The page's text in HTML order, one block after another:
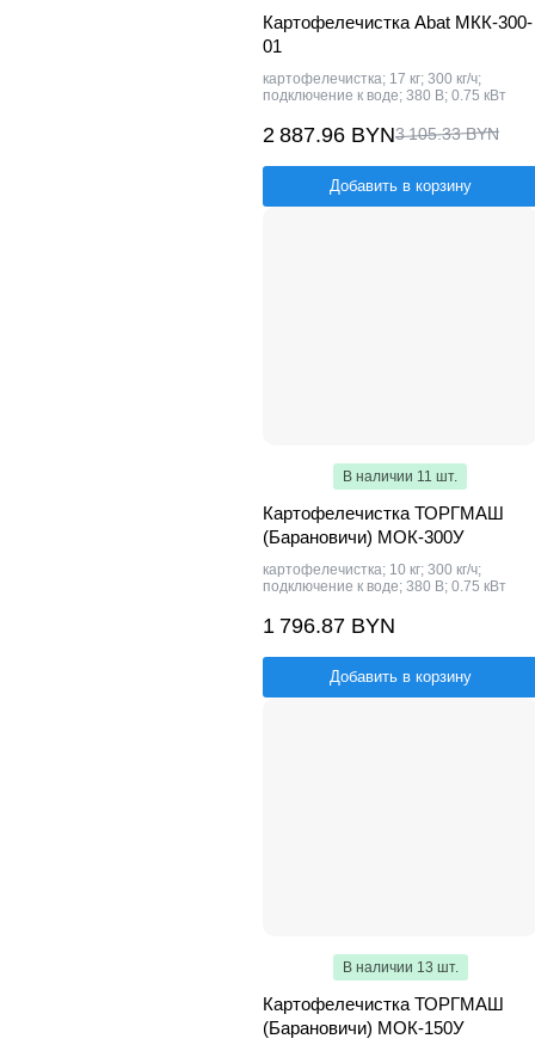
Картофелечистка Abat МКК-300-
01
картофелечистка; 17 кг; 300 кг/ч;
подключение к воде; 380 В; 0.75 кВт
2 887.96 BYN3 105.33 BYN
Добавить в корзину
В наличии 11 шт.
Картофелечистка ТОРГМАШ
(Барановичи) МОК-300У
картофелечистка; 10 кг; 300 кг/ч;
подключение к воде; 380 В; 0.75 кВт
1 796.87 BYN
Добавить в корзину
В наличии 13 шт.
Картофелечистка ТОРГМАШ
(Барановичи) МОК-150У